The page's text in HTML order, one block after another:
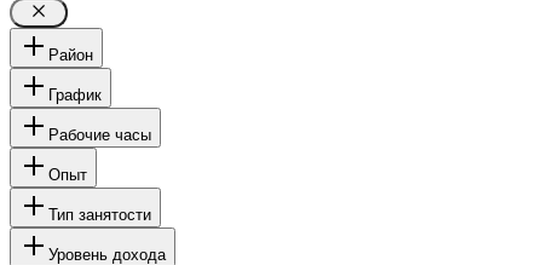
Район
График
Рабочие часы
Опыт
Тип занятости
Уровень дохода